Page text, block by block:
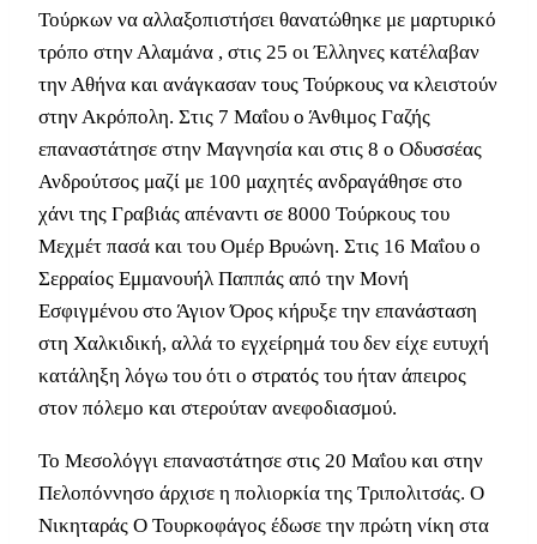
Τούρκων να αλλαξοπιστήσει θανατώθηκε με μαρτυρικό
τρόπο στην Αλαμάνα , στις 25 οι Έλληνες κατέλαβαν
την Αθήνα και ανάγκασαν τους Τούρκους να κλειστούν
στην Ακρόπολη. Στις 7 Μαΐου ο Άνθιμος Γαζής
επαναστάτησε στην Μαγνησία και στις 8 ο Οδυσσέας
Ανδρούτσος μαζί με 100 μαχητές ανδραγάθησε στο
χάνι της Γραβιάς απέναντι σε 8000 Τούρκους του
Μεχμέτ πασά και του Ομέρ Βρυώνη. Στις 16 Μαΐου ο
Σερραίος Εμμανουήλ Παππάς από την Μονή
Εσφιγμένου στο Άγιον Όρος κήρυξε την επανάσταση
στη Χαλκιδική, αλλά το εγχείρημά του δεν είχε ευτυχή
κατάληξη λόγω του ότι ο στρατός του ήταν άπειρος
στον πόλεμο και στερούταν ανεφοδιασμού.
Το Μεσολόγγι επαναστάτησε στις 20 Μαΐου και στην
Πελοπόννησο άρχισε η πολιορκία της Τριπολιτσάς. Ο
Νικηταράς Ο Τουρκοφάγος έδωσε την πρώτη νίκη στα